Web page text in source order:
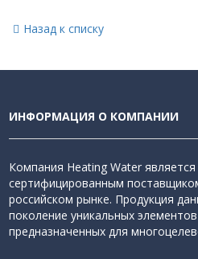
Назад к списку
ИНФОРМАЦИЯ О КОМПАНИИ
Компания Heating Water
сертифицированным
российском рынке. Продукция
поколение уникальных
предназначенных для